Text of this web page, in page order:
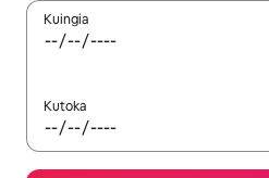
Kuingia
Kutoka